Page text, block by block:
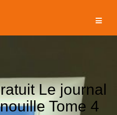
Le journal
Tome 4